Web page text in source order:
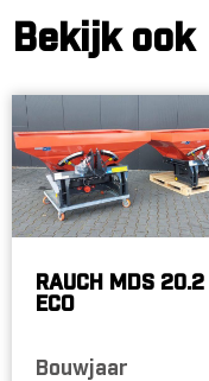
Bekijk ook
RAUCH MDS 20.2
ECO
Bouwjaar